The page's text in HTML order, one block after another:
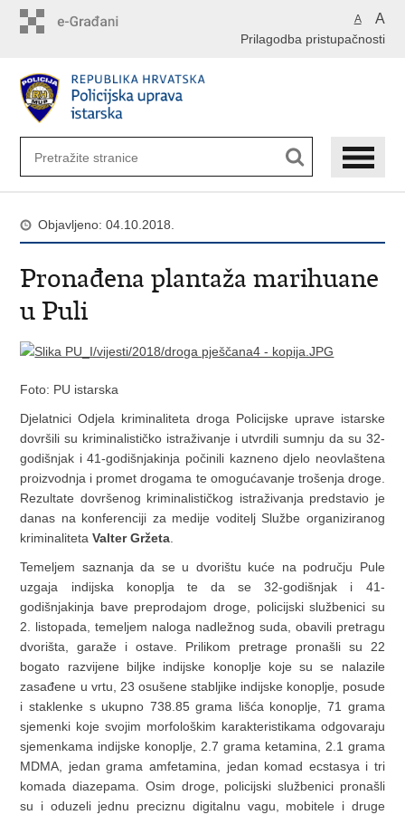
A A
Prilagodba pristupačnosti
Objavljeno: 04.10.2018.
Pronađena plantaža marihuane
u Puli
Foto: PU istarska
Djelatnici Odjela kriminaliteta droga Policijske uprave istarske
dovršili su kriminalističko istraživanje i utvrdili sumnju da su 32-
godišnjak i 41-godišnjakinja počinili kazneno djelo neovlaštena
proizvodnja i promet drogama te omogućavanje trošenja droge.
Rezultate dovršenog kriminalističkog istraživanja predstavio je
danas na konferenciji za medije voditelj Službe organiziranog
kriminalitetaValter Gržeta.
Temeljem saznanja da se u dvorištu kuće na području Pule
uzgaja indijska konoplja te da se 32-godišnjak i 41-
godišnjakinja bave preprodajom droge, policijski službenici su
2. listopada, temeljem naloga nadležnog suda, obavili pretragu
dvorišta, garaže i ostave. Prilikom pretrage pronašli su 22
bogato razvijene biljke indijske konoplje koje su se nalazile
zasađene u vrtu, 23 osušene stabljike indijske konoplje, posude
i staklenke s ukupno 738.85 grama lišća konoplje, 71 grama
sjemenki koje svojim morfološkim karakteristikama odgovaraju
sjemenkama indijske konoplje, 2.7 grama ketamina, 2.1 grama
MDMA, jedan grama amfetamina, jedan komad ecstasya i tri
komada diazepama. Osim droge, policijski službenici pronašli
su i oduzeli jednu preciznu digitalnu vagu, mobitele i druge